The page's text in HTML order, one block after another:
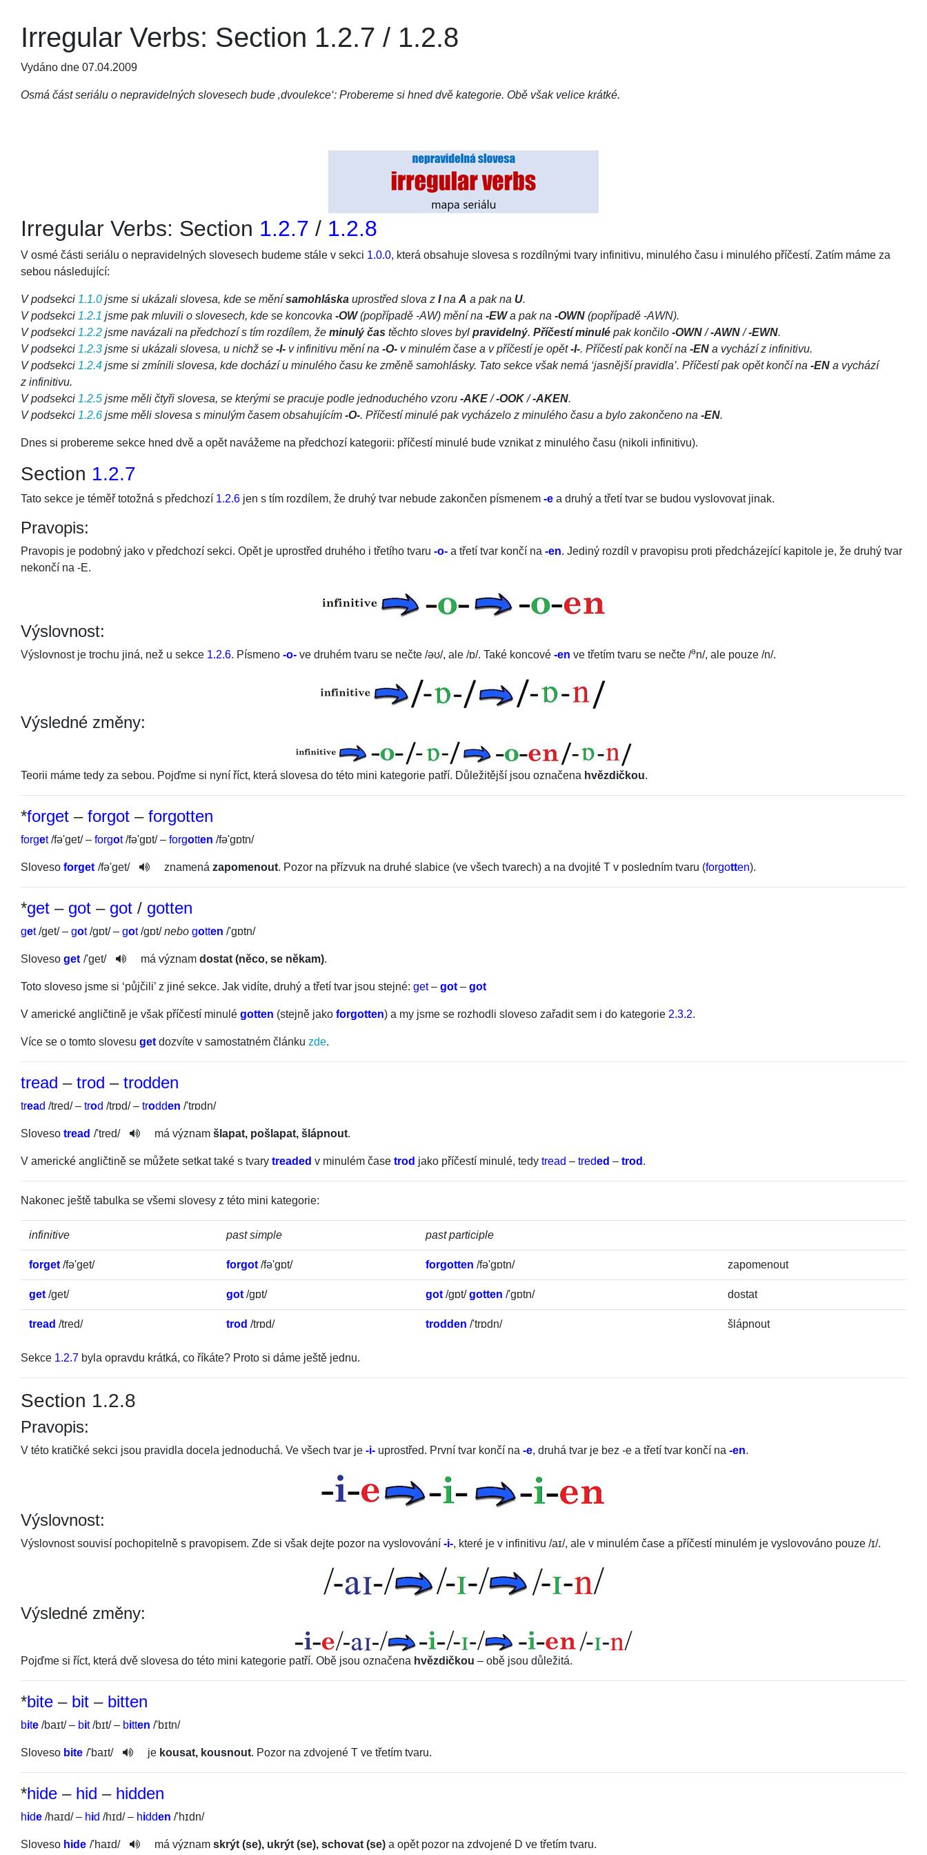
Irregular Verbs: Section 1.2.7 / 1.2.8
Vydáno dne 07.04.2009
Osmá část seriálu o nepravidelných slovesech bude ‚dvoulekce‘: Probereme si hned dvě kategorie. Obě však velice krátké.
Irregular Verbs: Section 1.2.7 / 1.2.8
V osmé části seriálu o nepravidelných slovesech budeme stále v sekci 1.0.0, která obsahuje slovesa s rozdílnými tvary infinitivu, minulého času i minulého příčestí. Zatím máme za
sebou následující:
V podsekci 1.1.0 jsme si ukázali slovesa, kde se měnísamohláska uprostřed slova z Ina A a pak na U.
V podsekci 1.2.1 jsme pak mluvili o slovesech, kde se koncovka -OW(popřípadě -AW) mění na -EWa pak na -OWN (popřípadě -AWN).
V podsekci 1.2.2 jsme navázali na předchozí s tím rozdílem, že minulý čas těchto sloves byl pravidelný. Příčestí minulé pak končilo -OWN/-AWN/-EWN.
V podsekci 1.2.3 jsme si ukázali slovesa, u nichž se -I- v infinitivu mění na -O- v minulém čase a v příčestí je opět-I-. Příčestí pak končí na -EN a vychází z infinitivu.
V podsekci 1.2.4 jsme si zmínili slovesa, kde dochází u minulého času ke změně samohlásky. Tato sekce však nemá ‘jasnější pravidla’. Příčestí pak opět končí na -EN a vychází
z infinitivu.
V podsekci 1.2.5 jsme měli čtyři slovesa, se kterými se pracuje podle jednoduchého vzoru -AKE/-OOK/-AKEN.
V podsekci 1.2.6 jsme měli slovesa s minulým časem obsahujícím -O-. Příčestí minulé pak vycházelo z minulého času a bylo zakončeno na -EN.
Dnes si probereme sekce hned dvě a opět navážeme na předchozí kategorii: příčestí minulé bude vznikat z minulého času (nikoli infinitivu).
Section 1.2.7
Tato sekce je téměř totožná s předchozí 1.2.6 jen s tím rozdílem, že druhý tvar nebude zakončen písmenem -e a druhý a třetí tvar se budou vyslovovat jinak.
Pravopis:
Pravopis je podobný jako v předchozí sekci. Opět je uprostřed druhého i třetího tvaru -o- a třetí tvar končí na -en. Jediný rozdíl v pravopisu proti předcházející kapitole je, že druhý tvar
nekončí na -E.
Výslovnost:
Výslovnost je trochu jiná, než u sekce 1.2.6. Písmeno -o- ve druhém tvaru se nečte /əʊ/, ale /ɒ/. Také koncové -en ve třetím tvaru se nečte /ən/, ale pouze /n/.
Výsledné změny:
Teorii máme tedy za sebou. Pojďme si nyní říct, která slovesa do této mini kategorie patří. Důležitější jsou označena hvězdičkou.
*forget – forgot – forgotten
forget /fə'get/– forgot /fə'gɒt/– forgotten /fə'gɒtn/
Sloveso forget /fə'get/ znamená zapomenout. Pozor na přízvuk na druhé slabice (ve všech tvarech) a na dvojité T v posledním tvaru (forgotten).
*get – got – got / gotten
get /get/– got /gɒt/– got /gɒt/ nebo gotten /'gɒtn/
Sloveso get /'get/ má význam dostat (něco, se někam).
Toto sloveso jsme si ‘půjčili’ z jiné sekce. Jak vidíte, druhý a třetí tvar jsou stejné: get– got – got
V americké angličtině je však příčestí minulé gotten (stejně jako forgotten) a my jsme se rozhodli sloveso zařadit sem i do kategorie 2.3.2.
Více se o tomto slovesu get dozvíte v samostatném článku zde.
tread – trod – trodden
tread /tred/– trod /trɒd/– trodden /'trɒdn/
Sloveso tread /'tred/ má význam šlapat, pošlapat, šlápnout.
V americké angličtině se můžete setkat také s tvary treaded v minulém čase trod jako příčestí minulé, tedy tread – treded – trod .
Nakonec ještě tabulka se všemi slovesy z této mini kategorie:
infinitive past simple past participle
forget /fə'get/ forgot /fə'gɒt/ forgotten /fə'gɒtn/ zapomenout
get /get/ got /gɒt/ got /gɒt/ gotten /'gɒtn/ dostat
tread /tred/ trod /trɒd/ trodden /'trɒdn/ šlápnout
Sekce 1.2.7 byla opravdu krátká, co říkáte? Proto si dáme ještě jednu.
Section 1.2.8
Pravopis:
V této kratičké sekci jsou pravidla docela jednoduchá. Ve všech tvar je -i- uprostřed. První tvar končí na -e, druhá tvar je bez -e a třetí tvar končí na -en.
Výslovnost:
Výslovnost souvisí pochopitelně s pravopisem. Zde si však dejte pozor na vyslovování -i-, které je v infinitivu /aɪ/, ale v minulém čase a příčestí minulém je vyslovováno pouze /ɪ/.
Výsledné změny:
Pojďme si říct, která dvě slovesa do této mini kategorie patří. Obě jsou označena hvězdičkou – obě jsou důležitá.
*bite – bit – bitten
bite /baɪt/– bit /bɪt/– bitten /'bɪtn/
Sloveso bite /'baɪt/ je kousat, kousnout. Pozor na zdvojené T ve třetím tvaru.
*hide – hid – hidden
hide /haɪd/– hid /hɪd/– hidden /'hɪdn/
Sloveso hide /'haɪd/ má význam skrýt (se), ukrýt (se), schovat (se) a opět pozor na zdvojené D ve třetím tvaru.